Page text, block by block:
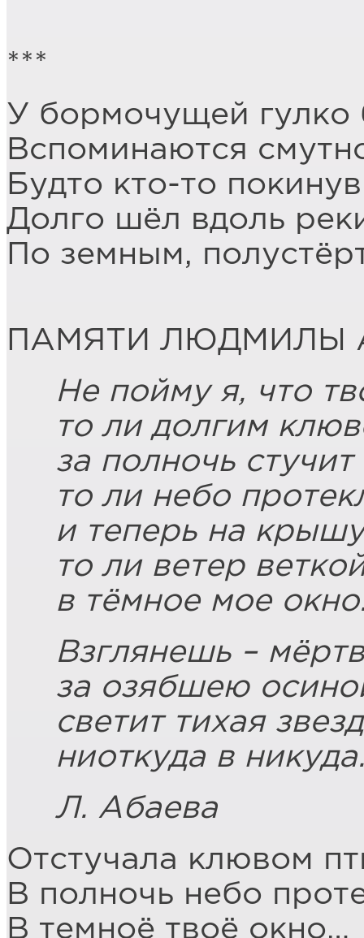
***
У бормочущей гулко
Вспоминаются
Будто кто-то
Долго шёл вдоль
По земным,
ПАМЯТИ ЛЮДМИЛЫ
Не пойму я, что
то ли долгим
за полночь стучит
то ли небо
и теперь на
то ли ветер
в тёмное мое
Взглянешь –
за озябшею
светит тихая
ниоткуда в
Л. Абаева
Отстучала клювом
В полночь небо
В темноё твоё окно…